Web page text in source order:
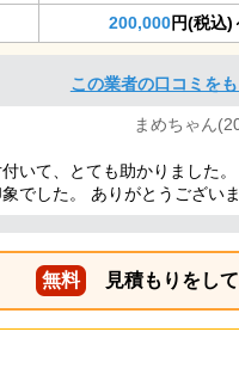
200,000円(税込)
この業者の口コミを
まめちゃん
いて、とても助かりました
でした。 ありがとうございま
無料 見積もりをし